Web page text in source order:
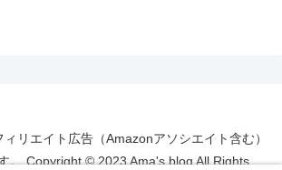
リエイト広告（Amazonアソシエイト含む）
。 Copyright © 2023 Ama's blog All Rights